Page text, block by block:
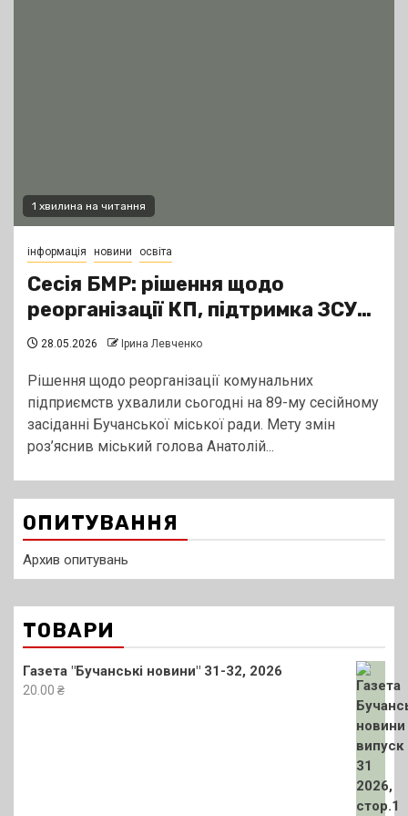
1 хвилина на читання
інформація новини освіта
Сесія БМР: рішення щодо
реорганізації КП, підтримка ЗСУ…
28.05.2026 Ірина Левченко
Рішення щодо реорганізації комунальних
підприємств ухвалили сьогодні на 89-му сесійному
засіданні Бучанської міської ради. Мету змін
роз’яснив міський голова Анатолій...
ОПИТУВАННЯ
Архив опитувань
ТОВАРИ
Газета "Бучанські новини" 31-32, 2026
20.00 ₴